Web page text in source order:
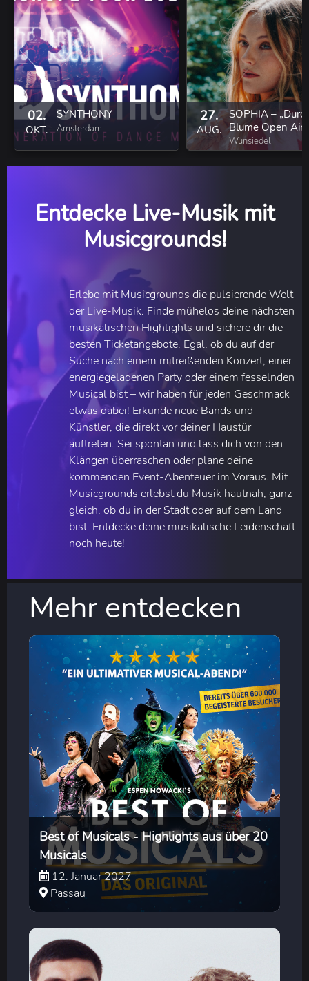
02.
OKT.
SYNTHONY
Amsterdam
27.
AUG.
SOPHIA –
Blume Open Air
Wunsiedel
Entdecke Live-Musik mit
Musicgrounds!
Erlebe mit Musicgrounds die pulsierende Welt
der Live-Musik. Finde mühelos deine nächsten
musikalischen Highlights und sichere dir die
besten Ticketangebote. Egal, ob du auf der
Suche nach einem mitreißenden Konzert, einer
energiegeladenen Party oder einem fesselnden
Musical bist – wir haben für jeden Geschmack
etwas dabei! Erkunde neue Bands und
Künstler, die direkt vor deiner Haustür
auftreten. Sei spontan und lass dich von den
Klängen überraschen oder plane deine
kommenden Event-Abenteuer im Voraus. Mit
Musicgrounds erlebst du Musik hautnah, ganz
gleich, ob du in der Stadt oder auf dem Land
bist. Entdecke deine musikalische Leidenschaft
noch heute!
Mehr entdecken
Best of Musicals - Highlights aus über 20
Musicals
12. Januar 2027
Passau